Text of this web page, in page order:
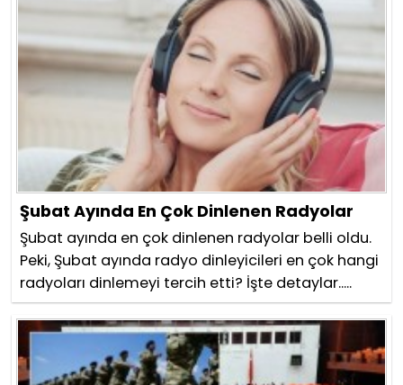
Şubat Ayında En Çok Dinlenen Radyolar
Şubat ayında en çok dinlenen radyolar belli oldu.
Peki, Şubat ayında radyo dinleyicileri en çok hangi
radyoları dinlemeyi tercih etti? İşte detaylar.....